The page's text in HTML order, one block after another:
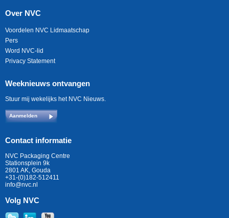
Over NVC
Voordelen NVC Lidmaatschap
Pers
Word NVC-lid
Privacy Statement
Weeknieuws ontvangen
Stuur mij wekelijks het NVC Nieuws.
Aanmelden
Contact informatie
NVC Packaging Centre
Stationsplein 9k
2801 AK, Gouda
+31-(0)182-512411
info@nvc.nl
Volg NVC